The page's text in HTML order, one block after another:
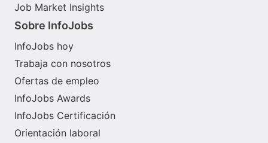
Job Market Insights
Sobre InfoJobs
InfoJobs hoy
Trabaja con nosotros
Ofertas de empleo
InfoJobs Awards
InfoJobs Certificación
Orientación laboral